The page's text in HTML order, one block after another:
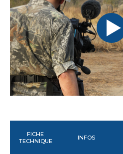
FICHE
TECHNIQUE
INFOS